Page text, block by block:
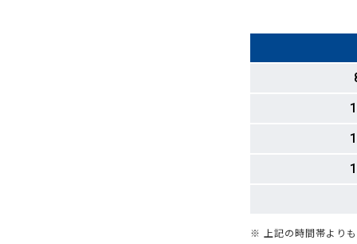
※ 上記の時間帯より